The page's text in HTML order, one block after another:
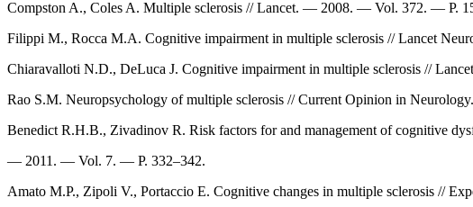
Compston A., Coles A. Multiple sclerosis // Lancet. — 2008. — Vol. 372. — P.
Filippi M., Rocca M.A. Cognitive impairment in multiple sclerosis // Lancet
Chiaravalloti N.D., DeLuca J. Cognitive impairment in multiple sclerosis //
Rao S.M. Neuropsychology of multiple sclerosis // Current Opinion in
Benedict R.H.B., Zivadinov R. Risk factors for and management of cognitive
— 2011. — Vol. 7. — P. 332–342.
Amato M.P., Zipoli V., Portaccio E. Cognitive changes in multiple sclerosis //